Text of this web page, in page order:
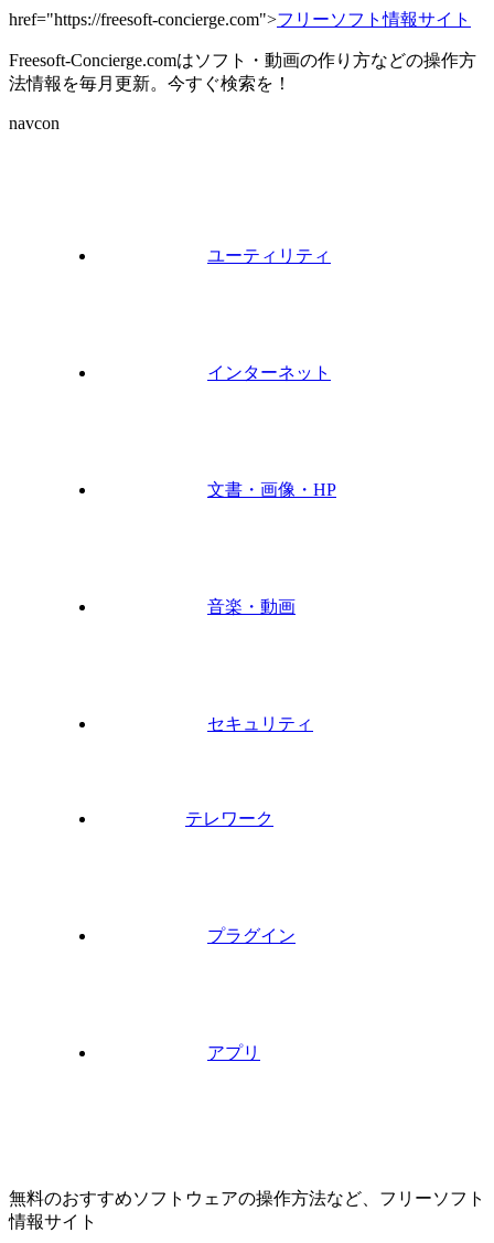
href="https://freesoft-concierge.com">フリーソフト情報サイト
Freesoft-Concierge.comはソフト・動画の作り方などの操作方
法情報を毎月更新。今すぐ検索を！
navcon
ユーティリティ
インターネット
文書・画像・HP
音楽・動画
セキュリティ
テレワーク
プラグイン
アプリ
無料のおすすめソフトウェアの操作方法など、フリーソフト
情報サイト